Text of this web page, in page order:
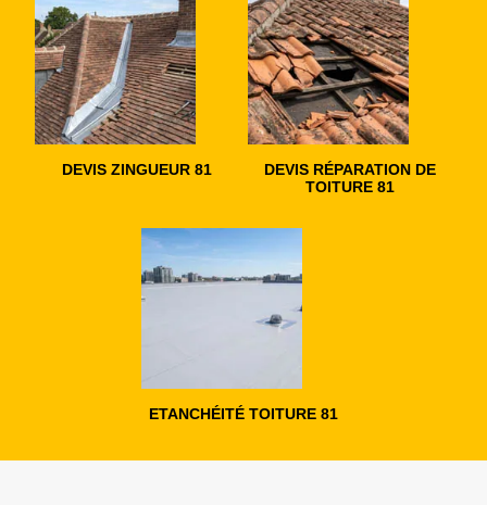
DEVIS ZINGUEUR 81
DEVIS RÉPARATION DE
TOITURE 81
ETANCHÉITÉ TOITURE 81